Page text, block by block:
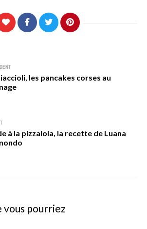
les pancakes corses au
à la pizzaiola, la recette de Luana
vous pourriez